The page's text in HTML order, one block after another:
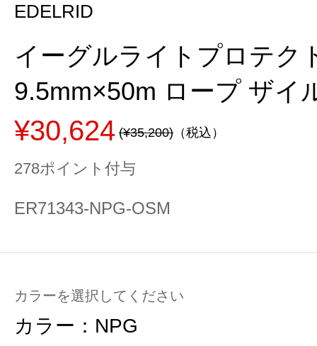
EDELRID
イーグルライトプロテク
9.5mm×50m ロープ ザイ
¥30,624 (¥35,200) （税込）
278ポイント付与
ER71343-NPG-OSM
カラーを選択してください
カラー： NPG